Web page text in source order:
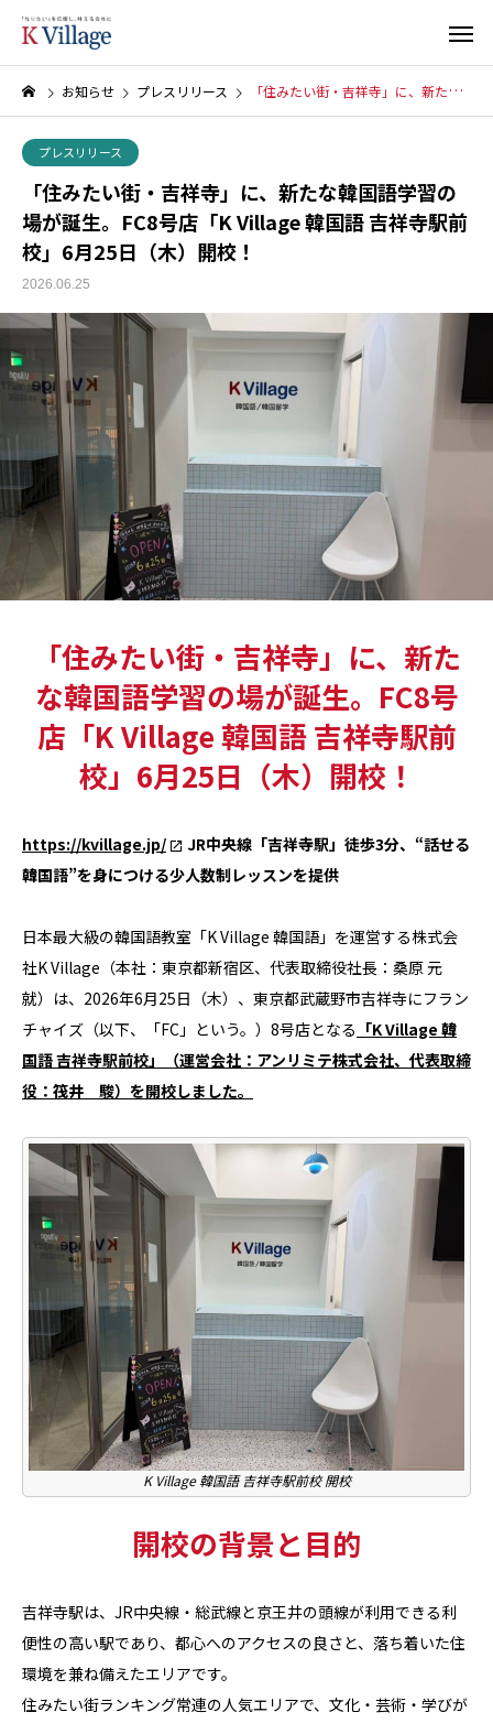
お知らせ プレスリリース 「住みたい街・吉祥寺」に、新たな韓国語学習の場が誕生。FC8号店「K Village 韓国語 吉祥寺駅前校」6月25日（木）開校！
プレスリリース
「住みたい街・吉祥寺」に、新たな韓国語学習の
場が誕生。FC8号店「K Village 韓国語 吉祥寺駅前
校」6月25日（木）開校！
2026.06.25
「住みたい街・吉祥寺」に、新た
な韓国語学習の場が誕生。FC8号
店「K Village 韓国語 吉祥寺駅前
校」6月25日（木）開校！
https://kvillage.jp/
JR中央線「吉祥寺駅」徒歩3分、“話せる
韓国語”を身につける少人数制レッスンを提供
日本最大級の韓国語教室「K Village 韓国語」を運営する株式会
社K Village（本社：東京都新宿区、代表取締役社長：桑原 元
就）は、2026年6月25日（木）、東京都武蔵野市吉祥寺にフラン
チャイズ（以下、「FC」という。）8号店となる 「K Village 韓
国語 吉祥寺駅前校」（運営会社：アンリミテ株式会社、代表取締
役：筏井 駿）を開校しました。
K Village 韓国語 吉祥寺駅前校 開校
開校の背景と目的
吉祥寺駅は、JR中央線・総武線と京王井の頭線が利用できる利
便性の高い駅であり、都心へのアクセスの良さと、落ち着いた住
環境を兼ね備えたエリアです。
住みたい街ランキング常連の人気エリアで、文化・芸術・学びが